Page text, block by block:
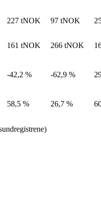
227 tNOK 97 tNOK
161 tNOK 266 tNOK
-42,2 % -62,9 %
58,5 % 26,7 %